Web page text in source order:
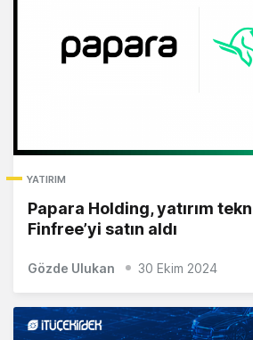
YATIRIM
Papara Holding, yatırım
Finfree’yi satın aldı
Gözde Ulukan 30 Ekim 2024